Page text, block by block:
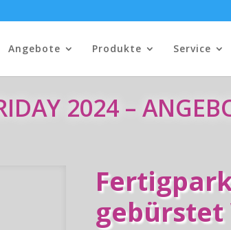
Angebote Produkte Service
2024 –